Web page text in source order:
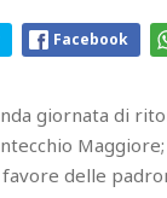
Facebook
giornata di
delle